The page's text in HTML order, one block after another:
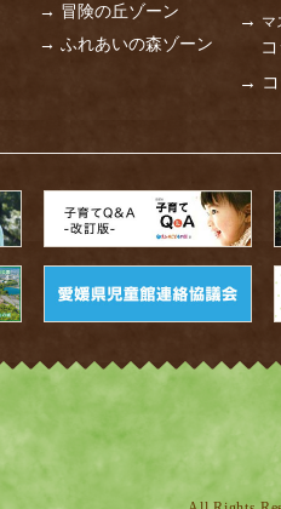
→ 冒険の丘ゾーン
→ ふれあいの森ゾーン
→ マ
→ コ